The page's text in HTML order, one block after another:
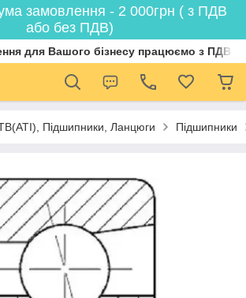
замовлення - 2 000грн ( з ПДВ
або без ПДВ)
для Вашого бізнесу працюємо з ПДВ
Пiдшипники, Ланцюги Підшипники